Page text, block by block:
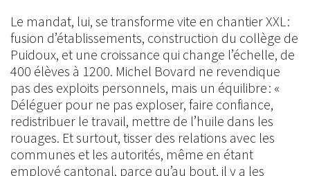
Le mandat, lui, se transforme vite en chantier XXL :
fusion d’établissements, construction du collège de
Puidoux, et une croissance qui change l’échelle, de
400 élèves à 1200. Michel Bovard ne revendique
pas des exploits personnels, mais un équilibre : «
Déléguer pour ne pas exploser, faire confiance,
redistribuer le travail, mettre de l’huile dans les
rouages. Et surtout, tisser des relations avec les
communes et les autorités, même en étant
employé cantonal, parce qu’au bout, il y a les